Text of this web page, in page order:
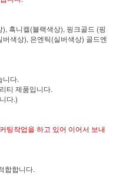
흑니켈(블랙색상), 핑크골드 (핑
색상), 은엔틱(실버색상) 골드엔
니다.
티 제품입니다.
다.)
팅작업을 하고 있어 이어서 보내
합합니다.